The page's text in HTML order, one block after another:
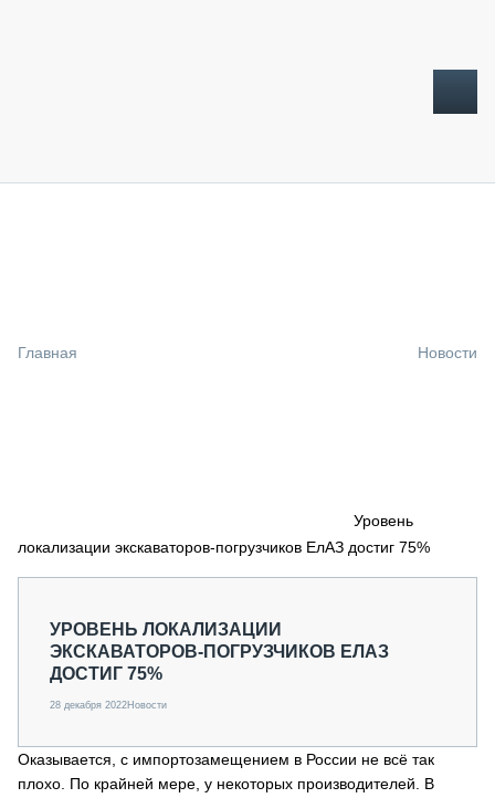
СПЕЦПРОЕКТЫ
О ПРОЕКТЕ
Главная Новости
Уровень
локализации экскаваторов-погрузчиков ЕлАЗ достиг 75%
УРОВЕНЬ ЛОКАЛИЗАЦИИ
ЭКСКАВАТОРОВ-ПОГРУЗЧИКОВ ЕЛАЗ
ДОСТИГ 75%
28 декабря 2022Новости
Оказывается, с импортозамещением в России не всё так
плохо. По крайней мере, у некоторых производителей. В